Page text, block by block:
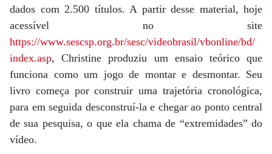
dados com 2.500 títulos. A partir desse material, hoje
acessível no site
https://www.sescsp.org.br/sesc/videobrasil/vbonline/bd/
index.asp, Christine produziu um ensaio teórico que
funciona como um jogo de montar e desmontar. Seu
livro começa por construir uma trajetória cronológica,
para em seguida desconstruí-la e chegar ao ponto central
de sua pesquisa, o que ela chama de “extremidades” do
vídeo.